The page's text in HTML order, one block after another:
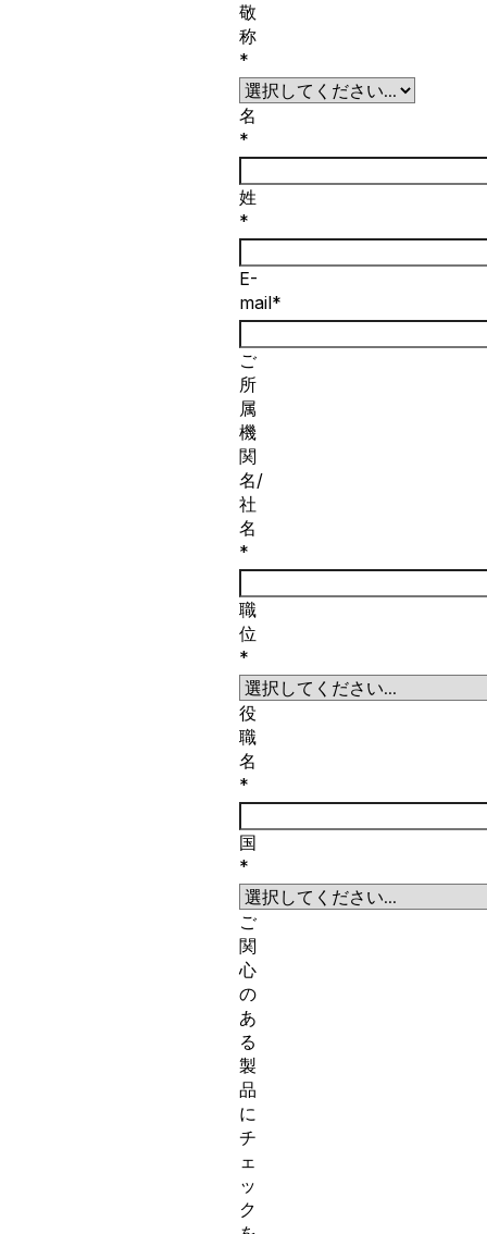
敬
称
*
名
*
姓
*
E-
mail*
ご
所
属
機
関
名/
社
名
*
職
位
*
役
職
名
*
国
*
ご
関
心
の
あ
る
製
品
に
チ
ェ
ッ
ク